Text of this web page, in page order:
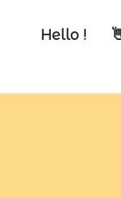
Hello !